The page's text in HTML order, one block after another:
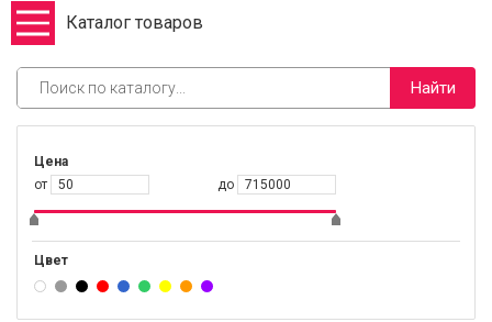
Каталог товаров
Найти
Цена
от
до
Цвет